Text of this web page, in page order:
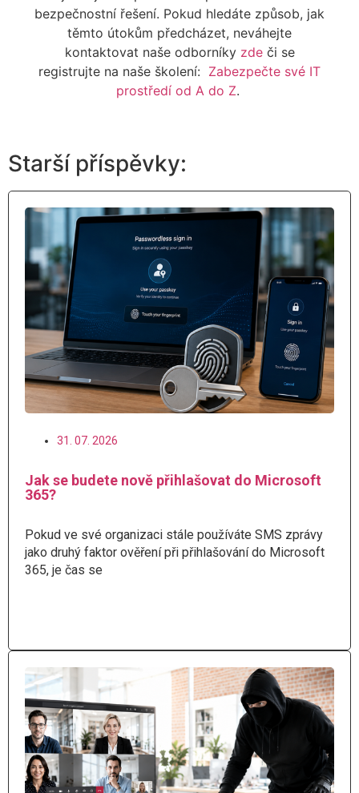
bezpečnostní řešení. Pokud hledáte způsob, jak
těmto útokům předcházet, neváhejte
kontaktovat naše odborníky zdeči se
registrujte na naše školení: Zabezpečte své IT
prostředí od A do Z.
Starší příspěvky:
31. 07. 2026
Jak se budete nově přihlašovat do Microsoft
365?
Pokud ve své organizaci stále používáte SMS zprávy
jako druhý faktor ověření při přihlašování do Microsoft
365, je čas se